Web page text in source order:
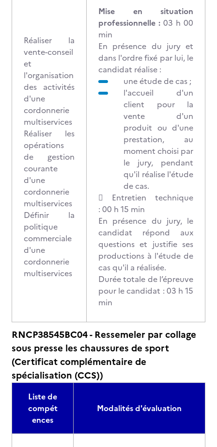
Réaliser la
vente-conseil
et
l'organisation
des activités
d'une
cordonnerie
multiservices
Réaliser les
opérations
de gestion
courante
d'une
cordonnerie
multiservices
Définir la
politique
commerciale
d'une
cordonnerie
multiservices
Mise en situation
professionnelle : 03 h 00
min
En présence du jury et
dans l'ordre fixé par lui, le
candidat réalise :
une étude de cas ;
l'accueil d'un
client pour la
vente d'un
produit ou d'une
prestation, au
moment choisi par
le jury, pendant
qu'il réalise l'étude
de cas.
 Entretien technique
: 00 h 15 min
En présence du jury, le
candidat répond aux
questions et justifie ses
productions à l'étude de
cas qu'il a réalisée.
Durée totale de l’épreuve
pour le candidat : 03 h 15
min
RNCP38545BC04 - Ressemeler par collage
sous presse les chaussures de sport
(Certificat complémentaire de
spécialisation (CCS))
Liste de
compét
ences
Modalités d'évaluation